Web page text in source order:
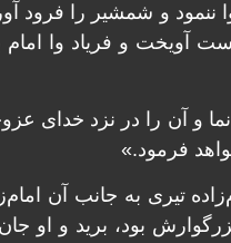
ننمود و شمشير را فرود
و فرياد وا امام
و آن را در نزد خدای
فرمود.»
تيری به جانب آن
بود، بريد و او